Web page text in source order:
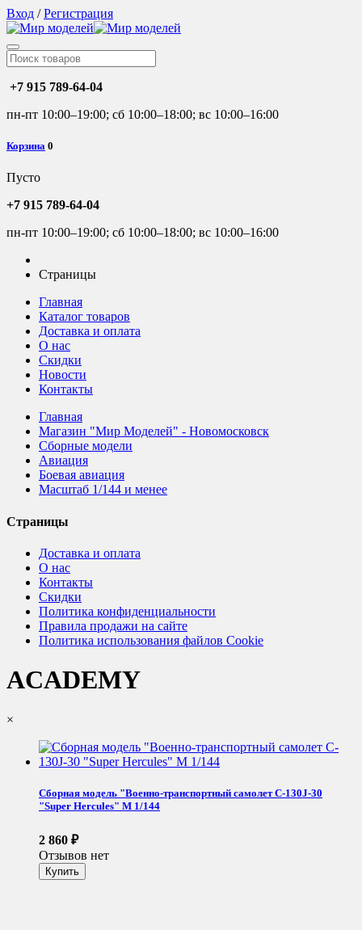
Вход /Регистрация
+7 915 789-64-04
пн-пт 10:00–19:00; сб 10:00–18:00; вс 10:00–16:00
Корзина 0
Пусто
+7 915 789-64-04
пн-пт 10:00–19:00; сб 10:00–18:00; вс 10:00–16:00
Страницы
Главная
Каталог товаров
Доставка и оплата
О нас
Скидки
Новости
Контакты
Главная
Магазин "Мир Моделей" - Новомосковск
Сборные модели
Авиация
Боевая авиация
Масштаб 1/144 и менее
Страницы
Доставка и оплата
О нас
Контакты
Скидки
Политика конфиденциальности
Правила продажи на сайте
Политика использования файлов Cookie
ACADEMY
×
Сборная модель "Военно-транспортный самолет C-130J-30
"Super Hercules" М 1/144
2 860 ₽
Отзывов нет